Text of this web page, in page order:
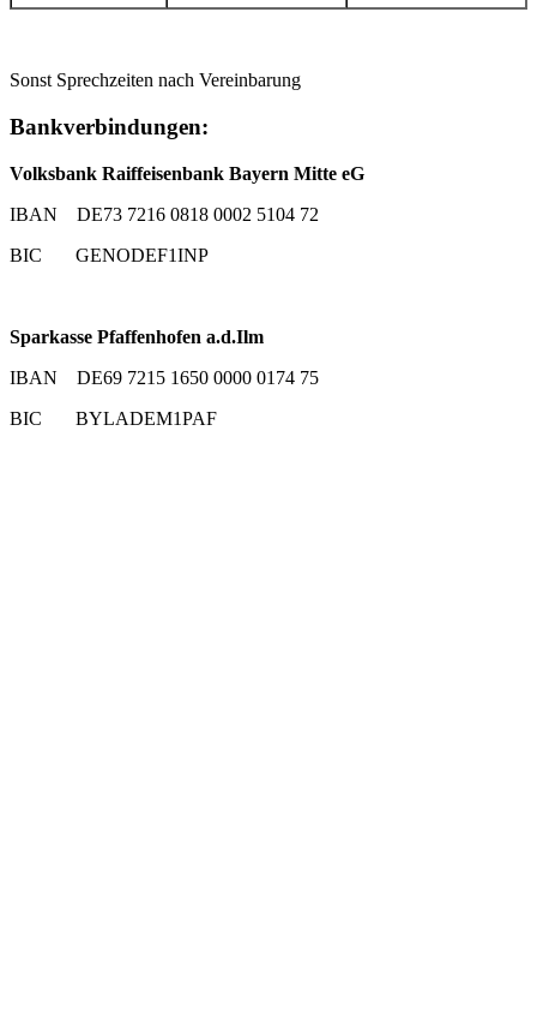
Sonst Sprechzeiten nach Vereinbarung
Bankverbindungen:
Volksbank Raiffeisenbank Bayern Mitte eG
IBAN DE73 7216 0818 0002 5104 72
BIC GENODEF1INP
Sparkasse Pfaffenhofen a.d.Ilm
IBAN DE69 7215 1650 0000 0174 75
BIC BYLADEM1PAF